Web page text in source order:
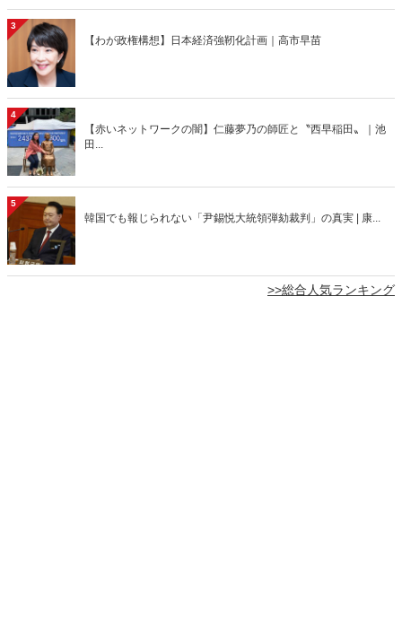
3
【わが政権構想】日本経済強靭化計画｜高市早苗
4
【赤いネットワークの闇】仁藤夢乃の師匠と〝西早稲田〟｜池
田...
5
韓国でも報じられない「尹錫悦大統領弾劾裁判」の真実 | 康...
>>総合人気ランキング